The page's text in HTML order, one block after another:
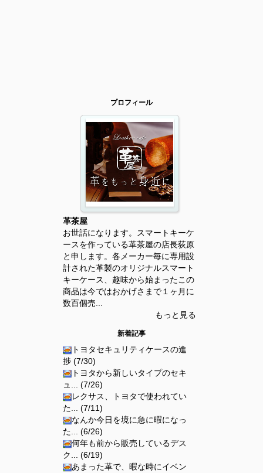
プロフィール
革茶屋
お世話になります。スマートキーケ
ースを作っている革茶屋の店長荻原
と申します。各メーカー毎に専用設
計された革製のオリジナルスマート
キーケース、趣味から始まったこの
商品は今ではおかげさまで１ヶ月に
数百個売...
もっと見る
新着記事
トヨタセキュリティケースの進
捗 (7/30)
トヨタから新しいタイプのセキ
ュ... (7/26)
レクサス、トヨタで使われてい
た... (7/11)
なんか今日を境に急に暇になっ
た... (6/26)
何年も前から販売しているデス
ク... (6/19)
あまった革で、暇な時にイベン